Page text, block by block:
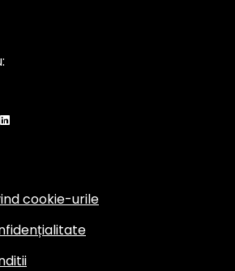
cookie-urile